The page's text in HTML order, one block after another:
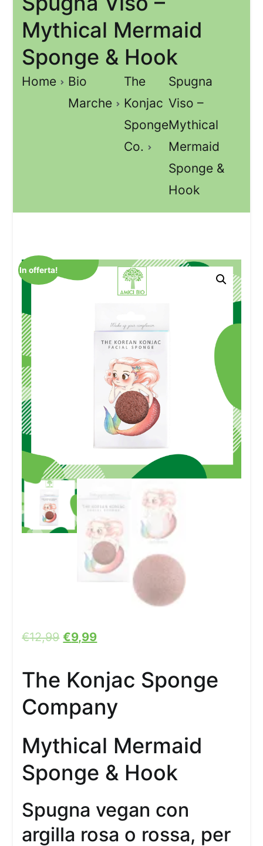
Mythical Mermaid
Sponge & Hook
Home
Bio
Marche
The
Konjac
Sponge
Co.
Spugna
Viso –
Mythical
Mermaid
Sponge &
Hook
In offerta!
€12,99 €9,99
The Konjac Sponge
Company
Mythical Mermaid
Sponge & Hook
Spugna vegan con
argilla rosa o rossa, per